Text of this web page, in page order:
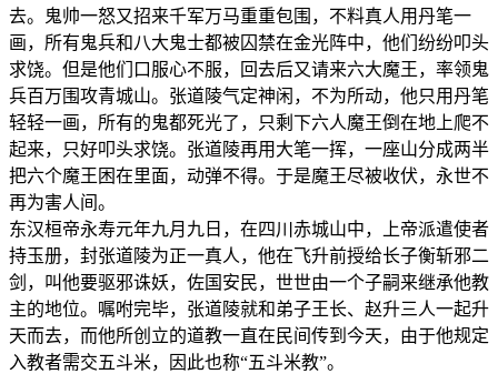
去。鬼帅一怒又招来千军万马重重包围，不料真人用丹笔一
画，所有鬼兵和八大鬼士都被囚禁在金光阵中，他们纷纷叩头
求饶。但是他们口服心不服，回去后又请来六大魔王，率领鬼
兵百万围攻青城山。张道陵气定神闲，不为所动，他只用丹笔
轻轻一画，所有的鬼都死光了，只剩下六人魔王倒在地上爬不
起来，只好叩头求饶。张道陵再用大笔一挥，一座山分成两半
把六个魔王困在里面，动弹不得。于是魔王尽被收伏，永世不
再为害人间。
东汉桓帝永寿元年九月九日，在四川赤城山中，上帝派遣使者
持玉册，封张道陵为正一真人，他在飞升前授给长子衡斩邪二
剑，叫他要驱邪诛妖，佐国安民，世世由一个子嗣来继承他教
主的地位。嘱咐完毕，张道陵就和弟子王长、赵升三人一起升
天而去，而他所创立的道教一直在民间传到今天，由于他规定
入教者需交五斗米，因此也称“五斗米教”。